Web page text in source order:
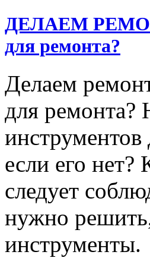
ДЕЛАЕМ
для ремонта?
Делаем
для ремонта?
если его нет?
следует
нужно
инструменты.